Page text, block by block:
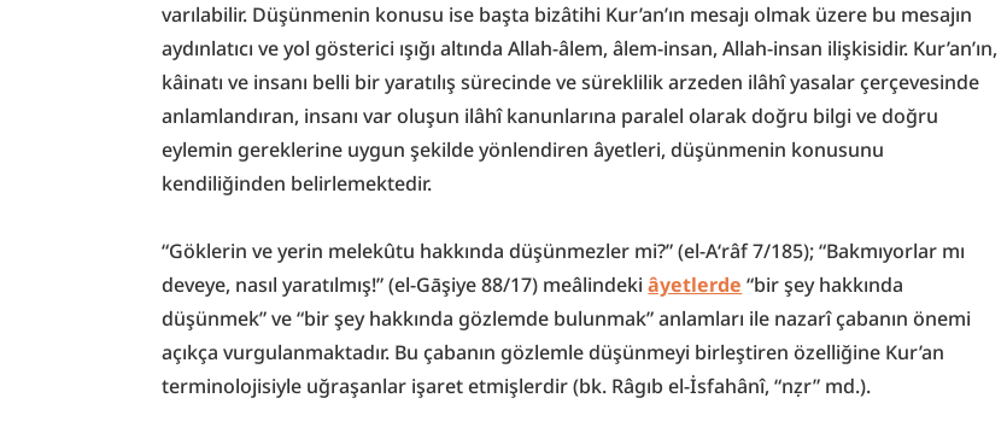
varılabilir. Düşünmenin konusu ise başta bizâtihi Kur’an’ın mesajı olmak üzere bu mesajın
aydınlatıcı ve yol gösterici ışığı altında Allah-âlem, âlem-insan, Allah-insan ilişkisidir. Kur’an’ın,
kâinatı ve insanı belli bir yaratılış sürecinde ve süreklilik arzeden ilâhî yasalar çerçevesinde
anlamlandıran, insanı var oluşun ilâhî kanunlarına paralel olarak doğru bilgi ve doğru
eylemin gereklerine uygun şekilde yönlendiren âyetleri, düşünmenin konusunu
kendiliğinden belirlemektedir.
“Göklerin ve yerin melekûtu hakkında düşünmezler mi?” (el-A‘râf 7/185); “Bakmıyorlar mı
deveye, nasıl yaratılmış!” (el-Gāşiye 88/17) meâlindeki âyetlerde “bir şey hakkında
düşünmek” ve “bir şey hakkında gözlemde bulunmak” anlamları ile nazarî çabanın önemi
açıkça vurgulanmaktadır. Bu çabanın gözlemle düşünmeyi birleştiren özelliğine Kur’an
terminolojisiyle uğraşanlar işaret etmişlerdir (bk. Râgıb el-İsfahânî, “nẓr” md.).